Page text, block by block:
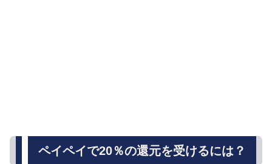
ペイペイで20％の還元を受けるには？